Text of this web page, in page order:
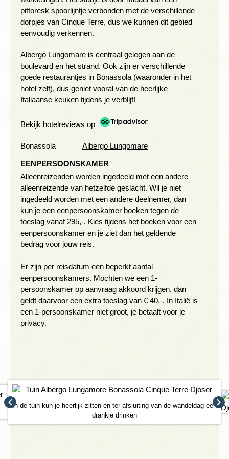
Afstand: ± 14 kilometer
Wandelduur: ± 6 uur
Hoogteverschil: 640 meter stijgen en 600 meter dalen
WANDELEN DOOR HET NATUURPARK FRAMURA
Dag 5 Bonassola, wandeling natuurpark Framura
De trein brengt ons naar Deiva Marina voor een wandeling
door het natuurpark Framura. Je loopt hoog boven de blauwe
zee, door slaperige dorpjes en langs begroeide berghellingen
naar het uitkijkpunt Salto della Leppre. Op de tweede etappe,
tussen Framura en ons hotel in Bonassola, leiden geplaveide
paden naar stille stranden. De volgende dag wandelen we van
Wandeling natuurpark Framura
Afstand: ± 13 kilometer
Wandelduur: ± 4,5 uur
Hoogteverschil: 630 meter stijgen en dalen
pittoresk spoorlijntje verbonden met de verschillende
dorpjes van Cinque Terre, dus we kunnen dit gebied
eenvoudig verkennen.
Albergo Lungomare is centraal gelegen aan de
boulevard en het strand. Ook zijn er verschillende
goede restaurantjes in Bonassola (waaronder in het
hotel zelf), dus geniet vooral van de heerlijke
Italiaanse keuken tijdens je verblijf!
Bekijk hotelreviews op
Bonassola Albergo Lungomare
EENPERSOONSKAMER
Alleenreizenden worden ingedeeld met een andere
alleenreizende van hetzelfde geslacht. Wil je niet
ingedeeld worden met een andere deelnemer, dan
kun je een eenpersoonskamer boeken tegen de
toeslag vanaf 295,-. Kies tijdens het boeken voor een
eenpersoonskamer en je ziet dan het geldende
bedrag voor jouw reis.
Er zijn per reisdatum een beperkt aantal
eenpersoonskamers. Mochten we een 1-
persoonskamer op aanvraag akkoord krijgen, dan
geldt daarvoor een extra toeslag van € 40,-. In Italië is
een 1-persoonskamer niet groot, je betaalt voor je
privacy.
In de tuin kun je heerlijk zitten en ter afsluiting van de wandeldag een
drankje drinken